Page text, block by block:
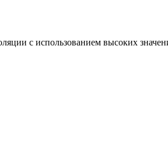
с использованием высоких